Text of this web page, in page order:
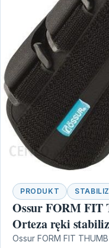
PRODUKT
Ossur FORM FIT
Orteza ręki
nadgarstek XS
Ossur FORM FIT